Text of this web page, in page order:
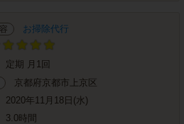
お掃除代行
定期 月1回
京都府京都市上京区
2020年11月18日(水)
3.0時間